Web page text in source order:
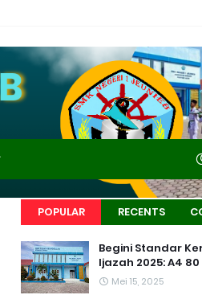
POPULAR RECENTS
Begini Standar
Ijazah 2025: A4
Mei 15, 2025